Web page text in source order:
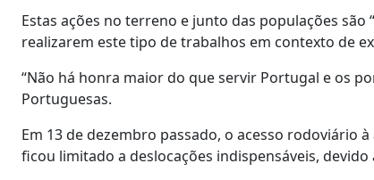
Estas ações no terreno e junto das populações
realizarem este tipo de trabalhos em contexto de
“Não há honra maior do que servir Portugal e os
Portuguesas.
Em 13 de dezembro passado, o acesso rodoviário
ficou limitado a deslocações indispensáveis,